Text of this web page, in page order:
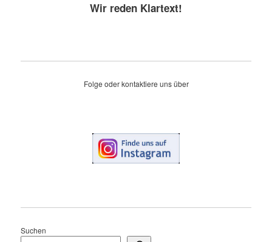
Wir reden Klartext!
Folge oder kontaktiere uns über
Suchen